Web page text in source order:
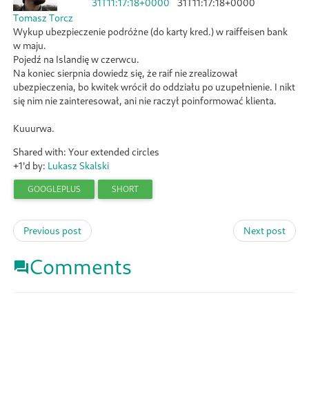
Tomasz Torcz
31T11:17:18+0000
31T11:17:18+0000
Wykup ubezpieczenie podróżne (do karty kred.) w raiffeisen bank
w maju.
Pojedź na Islandię w czerwcu.
Na koniec sierpnia dowiedz się, że raif nie zrealizował
ubezpieczenia, bo kwitek wrócił do oddziału po uzupełnienie. I nikt
się nim nie zainteresował, ani nie raczył poinformować klienta.
Kuuurwa.
Shared with: Your extended circles
+1'd by: Lukasz Skalski
GOOGLEPLUS SHORT
Previous post Next post
Comments